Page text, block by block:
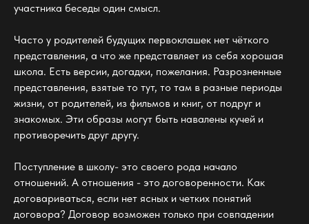
участника беседы один смысл.
Часто у родителей будущих первоклашек нет чёткого
представления, а что же представляет из себя хорошая
школа. Есть версии, догадки, пожелания. Разрозненные
представления, взятые то тут, то там в разные периоды
жизни, от родителей, из фильмов и книг, от подруг и
знакомых. Эти образы могут быть навалены кучей и
противоречить друг другу.
Поступление в школу- это своего рода начало
отношений. А отношения - это договоренности. Как
договариваться, если нет ясных и четких понятий
договора? Договор возможен только при совпадении